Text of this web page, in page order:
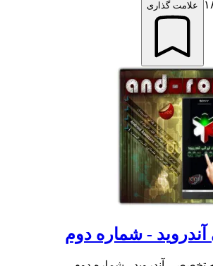
علامت گذاری
- شماره دوم